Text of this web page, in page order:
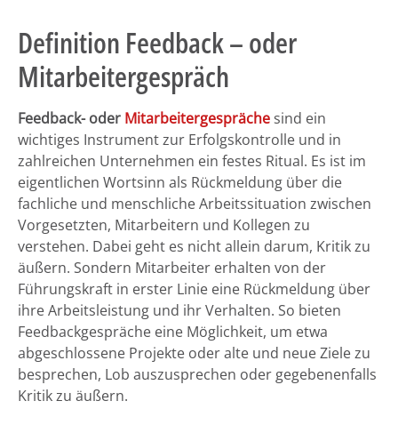
Definition Feedback – oder
Mitarbeitergespräch
Feedback- oder Mitarbeitergespräche sind ein
wichtiges Instrument zur Erfolgskontrolle und in
zahlreichen Unternehmen ein festes Ritual. Es ist im
eigentlichen Wortsinn als Rückmeldung über die
fachliche und menschliche Arbeitssituation zwischen
Vorgesetzten, Mitarbeitern und Kollegen zu
verstehen. Dabei geht es nicht allein darum, Kritik zu
äußern. Sondern Mitarbeiter erhalten von der
Führungskraft in erster Linie eine Rückmeldung über
ihre Arbeitsleistung und ihr Verhalten. So bieten
Feedbackgespräche eine Möglichkeit, um etwa
abgeschlossene Projekte oder alte und neue Ziele zu
besprechen, Lob auszusprechen oder gegebenenfalls
Kritik zu äußern.